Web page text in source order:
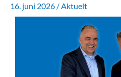
16. juni 2026 /Aktuelt